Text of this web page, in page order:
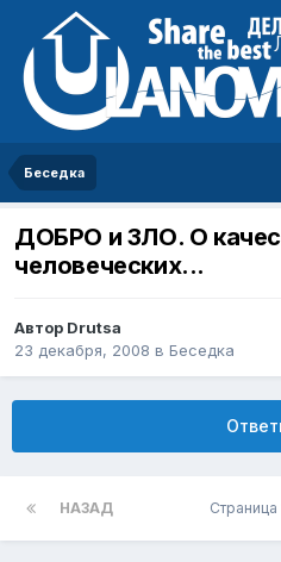
Беседка
ДОБРО и ЗЛО. О
человеческих...
Автор Drutsa
23 декабря, 2008 в Беседка
НАЗАД Страница